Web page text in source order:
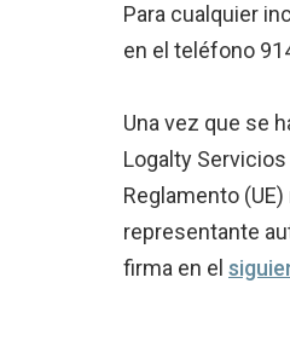
Para cualquier
en el teléfono
Una vez que se
Logalty
Reglamento
representante
firma en el